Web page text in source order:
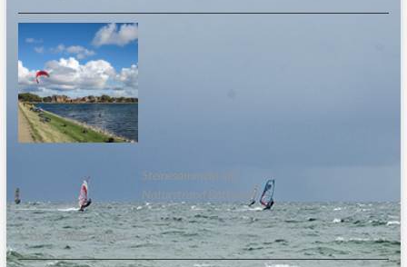
Steinesammeln am
Naturstrand Bottsand
Über Mein:Meer